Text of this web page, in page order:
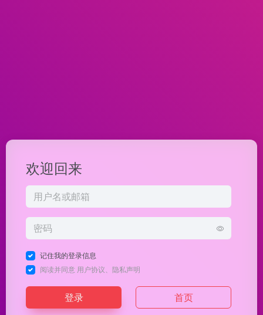
欢迎回来
记住我的登录信息
阅读并同意 用户协议 隐私声明
登录 首页